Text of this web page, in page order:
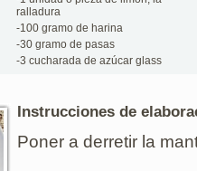
ralladura
-100 gramo de harina
-30 gramo de pasas
-3 cucharada de azúcar glass
Instrucciones de
Poner a derretir la